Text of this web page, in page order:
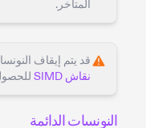
المتأخر.
قد يتم إيقاف
نقاش SIMD
النونسات الدائمة